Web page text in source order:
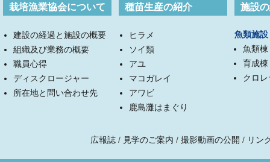
栽培漁業協会について
建設の経過と施設の概要
組織及び業務の概要
職員心得
ディスクロージャー
所在地と問い合わせ先
種苗生産の紹介
ヒラメ
ソイ類
アユ
マコガレイ
アワビ
鹿島灘はまぐり
施設
魚類施設
魚類棟
育成棟
クロ
広報誌 / 見学のご案内 / 撮影動画の公開 / リン